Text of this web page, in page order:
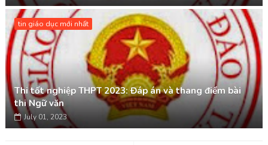
tin giáo dục mới nhất
Thi tốt nghiệp THPT 2023: Đáp án và thang điểm bài
thi Ngữ văn
July 01, 2023